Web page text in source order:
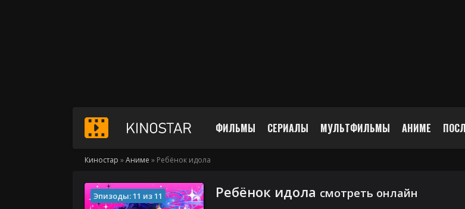
ФИЛЬМЫ СЕРИАЛЫ МУЛЬТФИЛЬМЫ АНИМЕ
Киностар »Аниме » Ребёнок идола
Ребёнок идола смотреть онлайн
Эпизоды: 11 из 11